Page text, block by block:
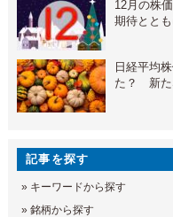
12月の株
期待とと
日経平均
た？ 新た
記事を探す
» キーワードから探す
» 銘柄から探す